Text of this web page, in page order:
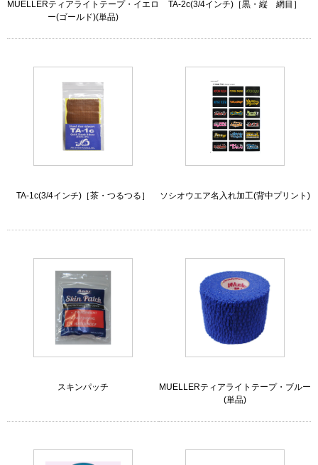
MUELLERティアライトテープ・イエロ
ー(ゴールド)(単品)
TA-2c(3/4インチ)［黒・縦 網目］
TA-1c(3/4インチ)［茶・つるつる］ ソシオウエア名入れ加工(背中プリント)
スキンパッチ
MUELLERティアライトテープ・ブルー
(単品)